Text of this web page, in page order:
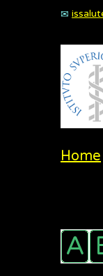
Home